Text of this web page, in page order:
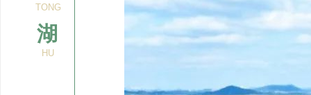
TONG
湖
HU